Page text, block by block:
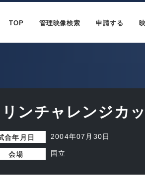
TOP 管理映像検索 申請する
ンチャレンジカ
合年月日 2004年07月30日
会場 国立